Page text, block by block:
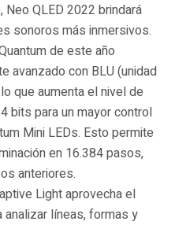
QLED 2022 brindará
sonoros más inmersivos.
de este año
avanzado con BLU (unidad
que aumenta el nivel de
bits para un mayor control
Mini LEDs. Esto permite
en 16.384 pasos,
anteriores.
Light aprovecha el
analizar líneas, formas y